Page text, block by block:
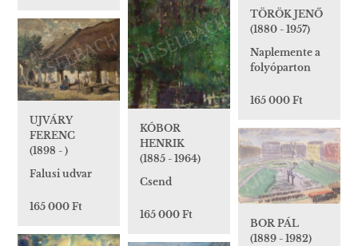
TÖRÖK JENŐ
(1880 - 1957)
Naplemente a
folyóparton
165 000 Ft
KÓBOR
HENRIK
(1885 - 1964)
Csend
165 000 Ft
UJVÁRY
FERENC
(1898 - )
Falusi udvar
165 000 Ft
BOR PÁL
(1889 - 1982)